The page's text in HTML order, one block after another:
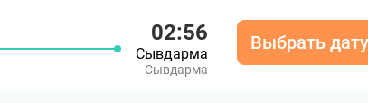
02:56
Сывдарма
Сывдарма
Выбрать дату